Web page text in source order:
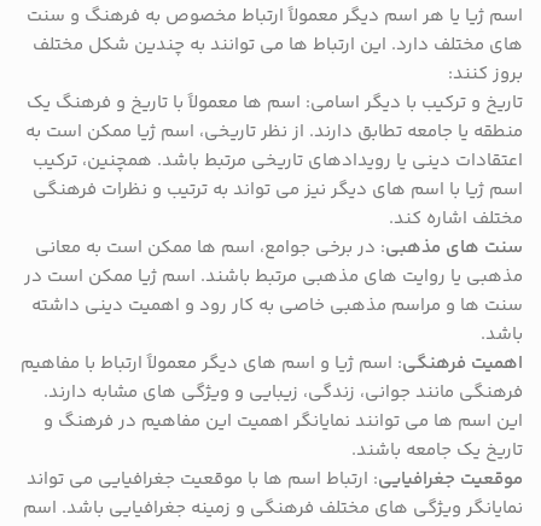
اسم ژیا یا هر اسم دیگر معمولاً ارتباط مخصوص به فرهنگ و سنت
های مختلف دارد. این ارتباط ها می توانند به چندین شکل مختلف
بروز کنند:
تاریخ و ترکیب با دیگر اسامی: اسم ها معمولاً با تاریخ و فرهنگ یک
منطقه یا جامعه تطابق دارند. از نظر تاریخی، اسم ژیا ممکن است به
اعتقادات دینی یا رویدادهای تاریخی مرتبط باشد. همچنین، ترکیب
اسم ژیا با اسم های دیگر نیز می تواند به ترتیب و نظرات فرهنگی
مختلف اشاره کند.
سنت های مذهبی: در برخی جوامع، اسم ها ممکن است به معانی
مذهبی یا روایت های مذهبی مرتبط باشند. اسم ژیا ممکن است در
سنت ها و مراسم مذهبی خاصی به کار رود و اهمیت دینی داشته
باشد.
اهمیت فرهنگی: اسم ژیا و اسم های دیگر معمولاً ارتباط با مفاهیم
فرهنگی مانند جوانی، زندگی، زیبایی و ویژگی های مشابه دارند.
این اسم ها می توانند نمایانگر اهمیت این مفاهیم در فرهنگ و
تاریخ یک جامعه باشند.
موقعیت جغرافیایی: ارتباط اسم ها با موقعیت جغرافیایی می تواند
نمایانگر ویژگی های مختلف فرهنگی و زمینه جغرافیایی باشد. اسم